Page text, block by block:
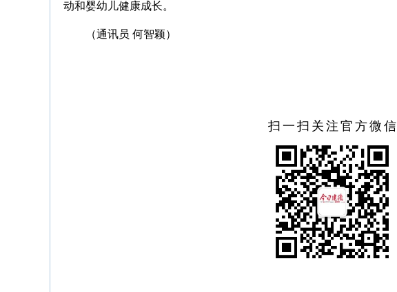
动和婴幼儿健康成长。
（通讯员 何智颖）
扫一扫关注官方微信